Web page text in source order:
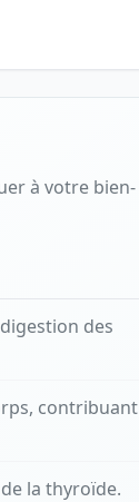
à votre bien-
des
contribuant
la thyroïde.